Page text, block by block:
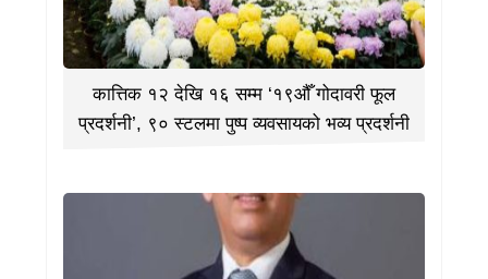
कात्तिक १२ देखि १६ सम्म ‘१९औँ गोदावरी फूल
प्रदर्शनी’, ९० स्टलमा पुष्प व्यवसायको भव्य प्रदर्शनी